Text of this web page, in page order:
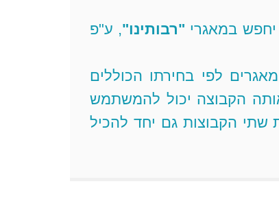
במאגרי "רבותינו", ע"פ
לפי בחירתו הכוללים
הקבוצה יכול להמשתמש
שתי הקבוצות גם יחד להכיל